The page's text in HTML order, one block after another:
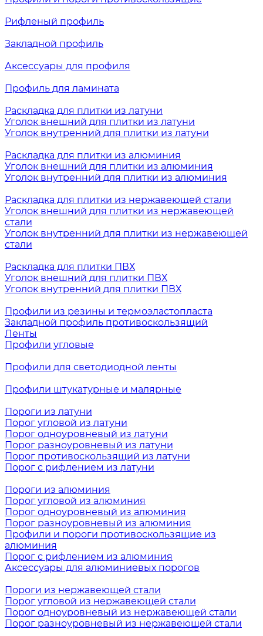
Рифленый профиль
Закладной профиль
Аксессуары для профиля
Профиль для ламината
Раскладка для плитки из латуни
Уголок внешний для плитки из латуни
Уголок внутренний для плитки из латуни
Раскладка для плитки из алюминия
Уголок внешний для плитки из алюминия
Уголок внутренний для плитки из алюминия
Раскладка для плитки из нержавеющей стали
Уголок внешний для плитки из нержавеющей
стали
Уголок внутренний для плитки из нержавеющей
стали
Раскладка для плитки ПВХ
Уголок внешний для плитки ПВХ
Уголок внутренний для плитки ПВХ
Профили из резины и термоэластопласта
Закладной профиль противоскользящий
Ленты
Профили угловые
Профили для светодиодной ленты
Профили штукатурные и малярные
Пороги из латуни
Порог угловой из латуни
Порог одноуровневый из латуни
Порог разноуровневый из латуни
Порог противоскользящий из латуни
Порог с рифлением из латуни
Пороги из алюминия
Порог угловой из алюминия
Порог одноуровневый из алюминия
Порог разноуровневый из алюминия
Профили и пороги противоскользящие из
алюминия
Порог с рифлением из алюминия
Аксессуары для алюминиевых порогов
Пороги из нержавеющей стали
Порог угловой из нержавеющей стали
Порог одноуровневый из нержавеющей стали
Порог разноуровневый из нержавеющей стали